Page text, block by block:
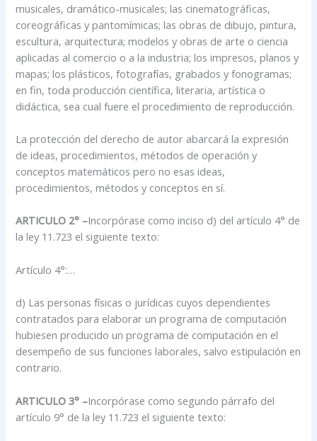
musicales, dramático-musicales; las cinematográficas,
coreográficas y pantomímicas; las obras de dibujo, pintura,
escultura, arquitectura; modelos y obras de arte o ciencia
aplicadas al comercio o a la industria; los impresos, planos y
mapas; los plásticos, fotografías, grabados y fonogramas;
en fin, toda producción científica, literaria, artística o
didáctica, sea cual fuere el procedimiento de reproducción.
La protección del derecho de autor abarcará la expresión
de ideas, procedimientos, métodos de operación y
conceptos matemáticos pero no esas ideas,
procedimientos, métodos y conceptos en sí.
ARTICULO 2° –Incorpórase como inciso d) del artículo 4° de
la ley 11.723 el siguiente texto:
Artículo 4°:…
d) Las personas físicas o jurídicas cuyos dependientes
contratados para elaborar un programa de computación
hubiesen producido un programa de computación en el
desempeño de sus funciones laborales, salvo estipulación en
contrario.
ARTICULO 3° –Incorpórase como segundo párrafo del
artículo 9° de la ley 11.723 el siguiente texto: